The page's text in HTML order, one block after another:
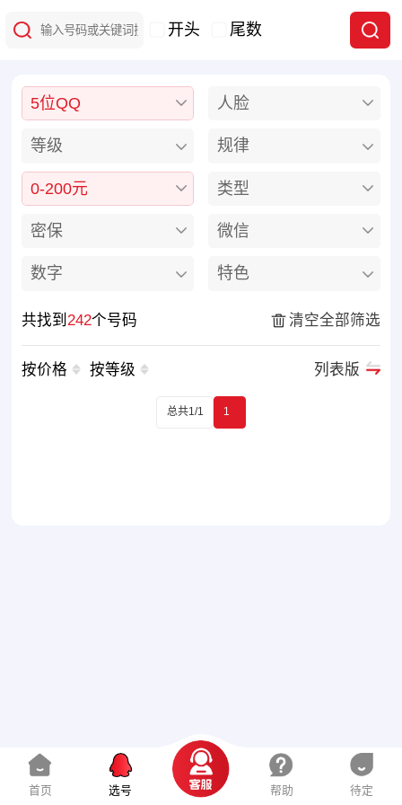
开头 尾数
5位QQ 人脸
等级 规律
0-200元 类型
密保 微信
数字 特色
共找到 242个号码 清空全部筛选
按价格 按等级 列表版
总共1/1 1
首页 选号 帮助 待定